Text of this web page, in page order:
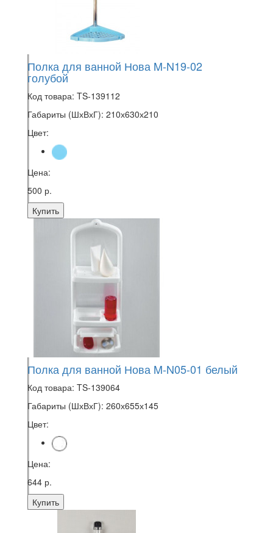
Полка для ванной Нова M-N19-02
голубой
Код товара: TS-139112
Габариты (ШхВхГ): 210х630х210
Цвет:
Цена:
500 р.
Купить
Полка для ванной Нова M-N05-01 белый
Код товара: TS-139064
Габариты (ШхВхГ): 260х655х145
Цвет:
Цена:
644 р.
Купить